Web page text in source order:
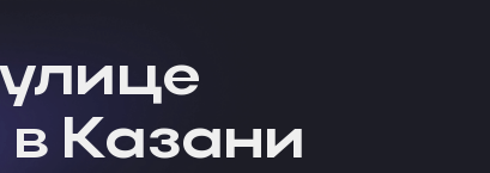
Казани